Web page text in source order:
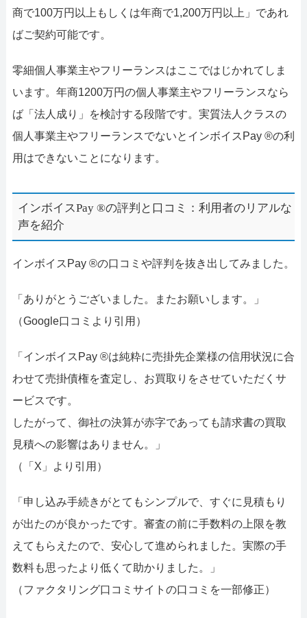
商で100万円以上もしくは年商で1,200万円以上」であれ
ばご契約可能です。
零細個人事業主やフリーランスはここではじかれてしま
います。年商1200万円の個人事業主やフリーランスなら
ば「法人成り」を検討する段階です。実質法人クラスの
個人事業主やフリーランスでないとインボイスPay ®の利
用はできないことになります。
インボイスPay ®の評判と口コミ：利用者のリアルな
声を紹介
インボイスPay ®の口コミや評判を抜き出してみました。
「ありがとうございました。またお願いします。」
（Google口コミより引用）
「インボイスPay ®は純粋に売掛先企業様の信用状況に合
わせて売掛債権を査定し、お買取りをさせていただくサ
ービスです。
したがって、御社の決算が赤字であっても請求書の買取
見積への影響はありません。」
（「X」より引用）
「申し込み手続きがとてもシンプルで、すぐに見積もり
が出たのが良かったです。審査の前に手数料の上限を教
えてもらえたので、安心して進められました。実際の手
数料も思ったより低くて助かりました。」
（ファクタリング口コミサイトの口コミを一部修正）